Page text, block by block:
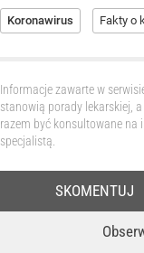
Koronawirus Fakty o
Informacje zawarte w
stanowią porady lekarskiej,
razem być konsultowane na
specjalistą.
SKOMENTUJ